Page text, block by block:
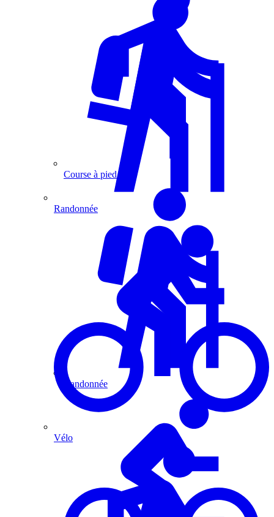
Course à pied
Randonnée
Randonnée
Vélo